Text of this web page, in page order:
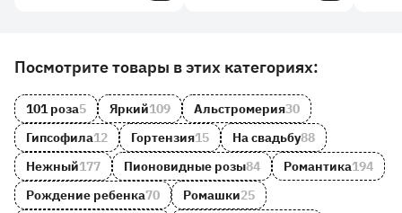
Другие товары и категории на сайте
Посмотрите товары в этих категориях:
101 роза5 Яркий109 Альстромерия30
Гипсофила12 Гортензия15 На свадьбу88
Нежный177 Пионовидные розы84 Романтика194
Рождение ребенка70 Ромашки25